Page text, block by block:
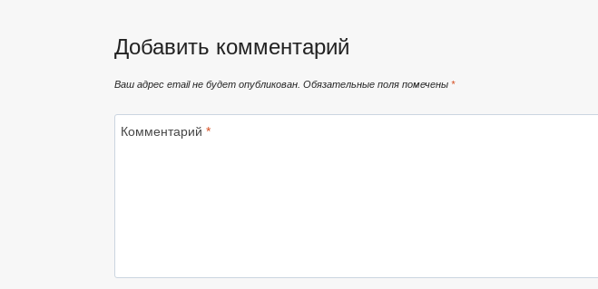
Добавить комментарий
Ваш адрес email не будет опубликован. Обязательные поля помечены *
Комментарий *